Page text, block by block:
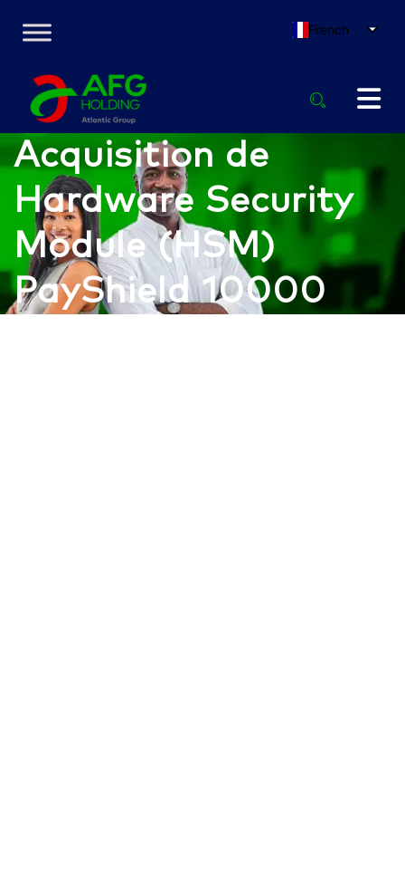
French
Acquisition de
Hardware Security
Module (HSM)
PayShield 10000